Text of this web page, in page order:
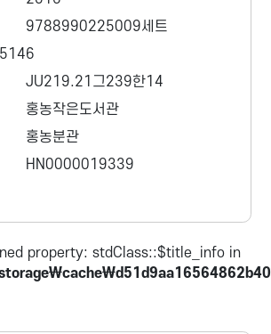
9788990225009세트
JU219.21그239한14
홍농작은도서관
홍농분관
HN0000019339
property: stdClass::$title_info in